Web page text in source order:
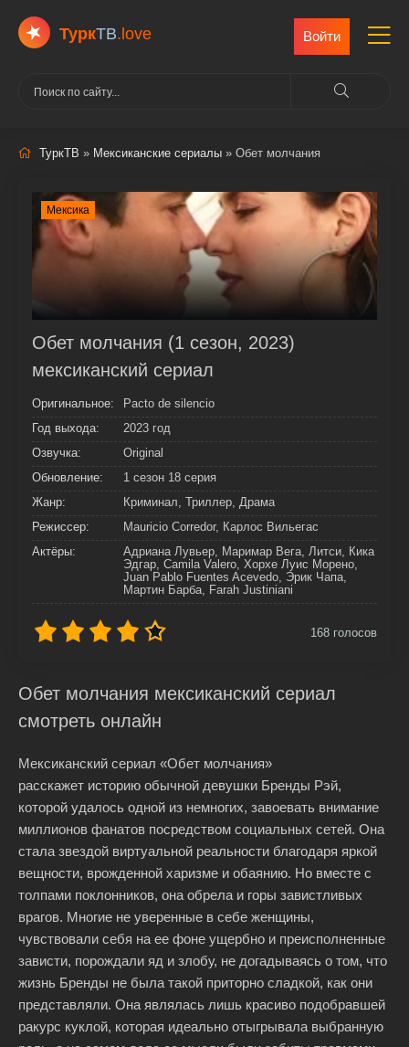
ТуркТВ.love Войти
ТуркТВ » Мексиканские сериалы » Обет молчания
Мексика
Обет молчания (1 сезон, 2023)
мексиканский сериал
Оригинальное:
Pacto de silencio
Год выхода:
2023 год
Озвучка:
Original
Обновление:
1 сезон 18 серия
Жанр:
Криминал, Триллер, Драма
Режиссер:
Mauricio Corredor, Карлос Вильегас
Актёры:
Адриана Лувьер, Маримар Вега, Литси, Кика
Эдгар, Camila Valero, Хорхе Луис Морено,
Juan Pablo Fuentes Acevedo, Эрик Чапа,
Мартин Барба, Farah Justiniani
168 голосов
Обет молчания мексиканский сериал
смотреть онлайн
Мексиканский сериал «Обет молчания»
расскажет историю обычной девушки Бренды Рэй,
которой удалось одной из немногих, завоевать внимание
миллионов фанатов посредством социальных сетей. Она
стала звездой виртуальной реальности благодаря яркой
вещности, врожденной харизме и обаянию. Но вместе с
толпами поклонников, она обрела и горы завистливых
врагов. Многие не уверенные в себе женщины,
чувствовали себя на ее фоне ущербно и преисполненные
зависти, порождали яд и злобу, не догадываясь о том, что
жизнь Бренды не была такой приторно сладкой, как они
представляли. Она являлась лишь красиво подобравшей
ракурс куклой, которая идеально отыгрывала выбранную